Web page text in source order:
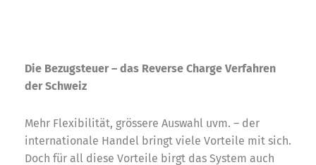
Die Bezugsteuer – das Reverse Charge Verfahren
der Schweiz
Mehr Flexibilität, grössere Auswahl uvm. – der
internationale Handel bringt viele Vorteile mit sich.
Doch für all diese Vorteile birgt das System auch